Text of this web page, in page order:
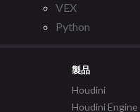
VEX
Python
製品
Houdini
Houdini Engine